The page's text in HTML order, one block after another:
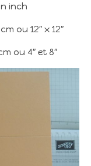
inch
ou 12″ x 12″
ou 4″ et 8″